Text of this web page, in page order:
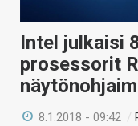
Intel julkaisi
prosessorit
8.1.2018 - 09:42 /